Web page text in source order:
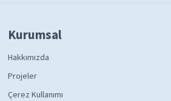
Kurumsal
Hakkımızda
Projeler
Çerez Kullanımı